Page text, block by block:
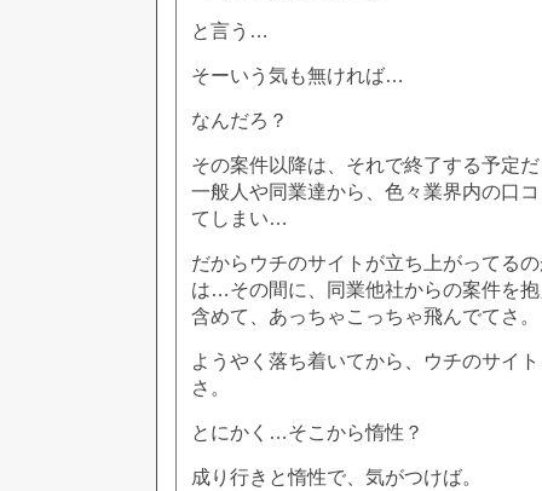
と言う…
そーいう気も無ければ…
なんだろ？
その案件以降は、それで終了する予定
一般人や同業達から、色々業界内の口
てしまい…
だからウチのサイトが立ち上がってる
は…その間に、同業他社からの案件を
含めて、あっちゃこっちゃ飛んでてさ。
ようやく落ち着いてから、ウチのサイ
さ。
とにかく…そこから惰性？
成り行きと惰性で、気がつけば。